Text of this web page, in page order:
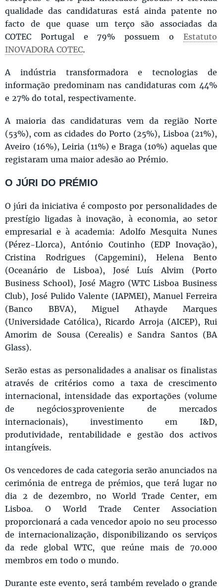
qualidade das candidaturas está ainda patente no
facto de que quase um terço são associadas da
COTEC Portugal e 79% possuem o Estatuto
INOVADORA COTEC.
A indústria transformadora e tecnologias de
informação predominam nas candidaturas com 44%
e 27% do total, respectivamente.
A maioria das candidaturas vem da região Norte
(53%), com as cidades do Porto (25%), Lisboa (21%),
Aveiro (16%), Leiria (11%) e Braga (10%) aquelas que
registaram uma maior adesão ao Prémio.
O JÚRI DO PRÉMIO
O júri da iniciativa é composto por personalidades de
prestígio ligadas à inovação, à economia, ao setor
empresarial e à academia: Adolfo Mesquita Nunes
(Pérez-Llorca), António Coutinho (EDP Inovação),
Cristina Rodrigues (Capgemini), Helena Bento
(Oceanário de Lisboa), José Luís Alvim (Porto
Business School), José Magro (WTC Lisboa Business
Club), José Pulido Valente (IAPMEI), Manuel Ferreira
(Banco BBVA), Miguel Athayde Marques
(Universidade Católica), Ricardo Arroja (AICEP), Rui
Amorim de Sousa (Cerealis) e Sandra Santos (BA
Glass).
Serão estas as personalidades a analisar os finalistas
através de critérios como a taxa de crescimento
internacional, intensidade das exportações (volume
de negócios3proveniente de mercados
internacionais), investimento em I&D,
produtividade, rentabilidade e gestão dos activos
intangíveis.
Os vencedores de cada categoria serão anunciados na
cerimónia de entrega de prémios, que terá lugar no
dia 2 de dezembro, no World Trade Center, em
Lisboa. O World Trade Center Association
proporcionará a cada vencedor apoio no seu processo
de internacionalização, disponibilizando os serviços
da rede global WTC, que reúne mais de 70.000
membros em todo o mundo.
Durante este evento, será também revelado o grande